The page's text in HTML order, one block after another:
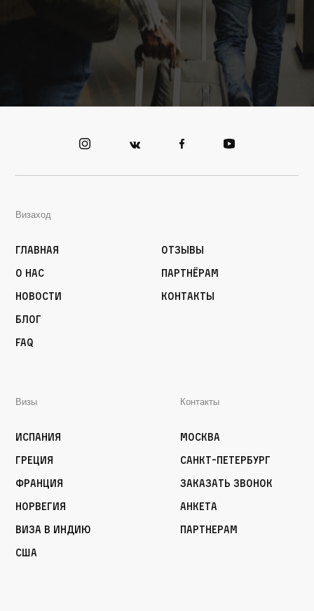
Визаход
Главная
О нас
Новости
Блог
FAQ
Отзывы
Партнёрам
Контакты
Визы
Испания
Греция
Франция
Норвегия
Виза в Индию
США
Контакты
Москва
Санкт-Петербург
Заказать звонок
Анкета
Партнерам